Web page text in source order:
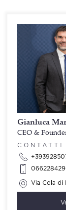
Gianluca
CEO &
CONTATTI
Via Cola di